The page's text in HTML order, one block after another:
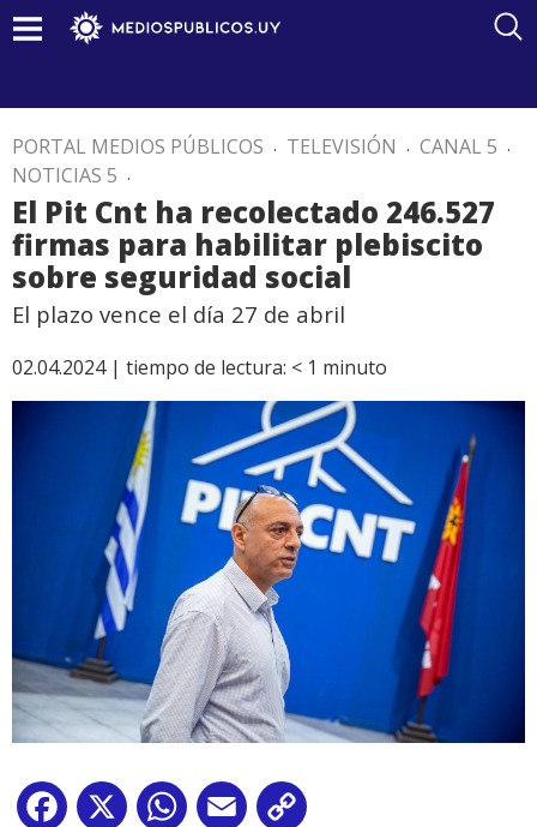
PORTAL MEDIOS PÚBLICOS . TELEVISIÓN . CANAL 5 .
NOTICIAS 5 .
El Pit Cnt ha recolectado 246.527
firmas para habilitar plebiscito
sobre seguridad social
El plazo vence el día 27 de abril
02.04.2024 | tiempo de lectura: < 1 minuto
Facebook
X WhatsApp
Email